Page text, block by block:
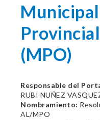
(MPO)
Responsable del
RUBI NUÑEZ
Nombramiento:
AL/MPO